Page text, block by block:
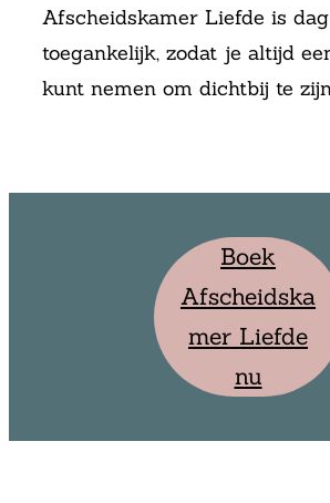
Afscheidskamer Liefde is
toegankelijk, zodat je altijd
kunt nemen om dichtbij te
Boek
Afscheidska
mer Liefde
nu